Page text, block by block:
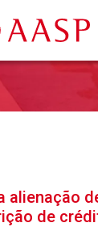
alienação
de